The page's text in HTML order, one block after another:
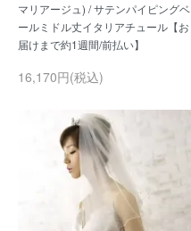
マリアージュ) / サテンパイピングベ
ールミドル丈イタリアチュール【お
16,170円(税込)